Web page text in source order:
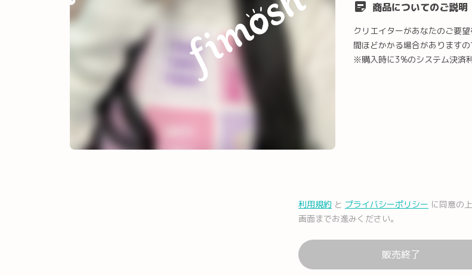
商品についてのご説明
クリエイターがあなたのご要
間ほどかかる場合がありますの
※購入時に3%のシステム決済
利用規約 と プライバシーポリシー に同意の
画面までお進みください。
販売終了
Facebook